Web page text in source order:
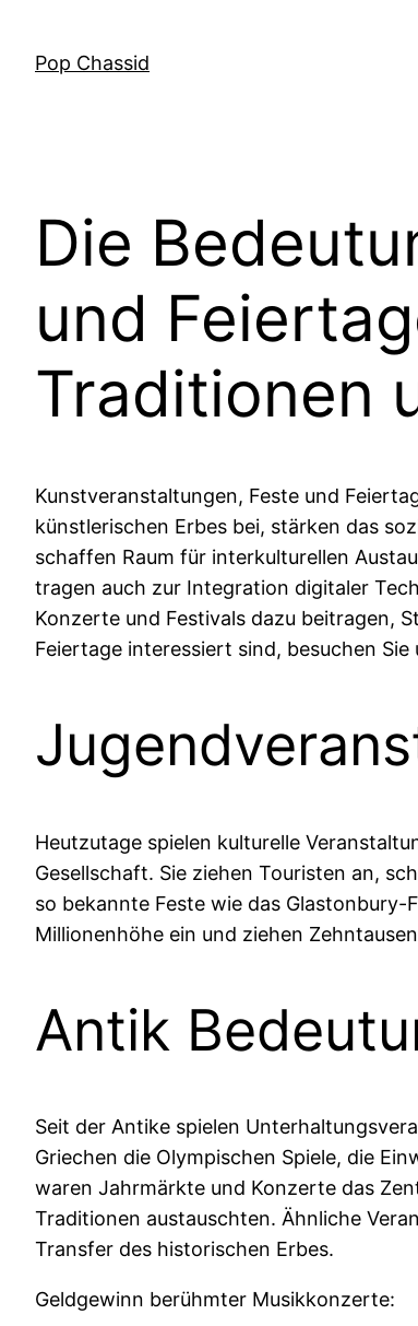
content
Pop Chassid
Die
und
Traditionen
Kunstveranstaltungen, Feste und
künstlerischen Erbes bei, stärken das
schaffen Raum für interkulturellen
tragen auch zur Integration digitaler
Konzerte und Festivals dazu beitragen,
Feiertage interessiert sind, besuchen
Heutzutage spielen kulturelle
Gesellschaft. Sie ziehen Touristen an,
so bekannte Feste wie das
Millionenhöhe ein und ziehen
Antik
Seit der Antike spielen
Griechen die Olympischen Spiele, die
waren Jahrmärkte und Konzerte das
Traditionen austauschten. Ähnliche
Transfer des historischen Erbes.
Geldgewinn berühmter Musikkonzerte: